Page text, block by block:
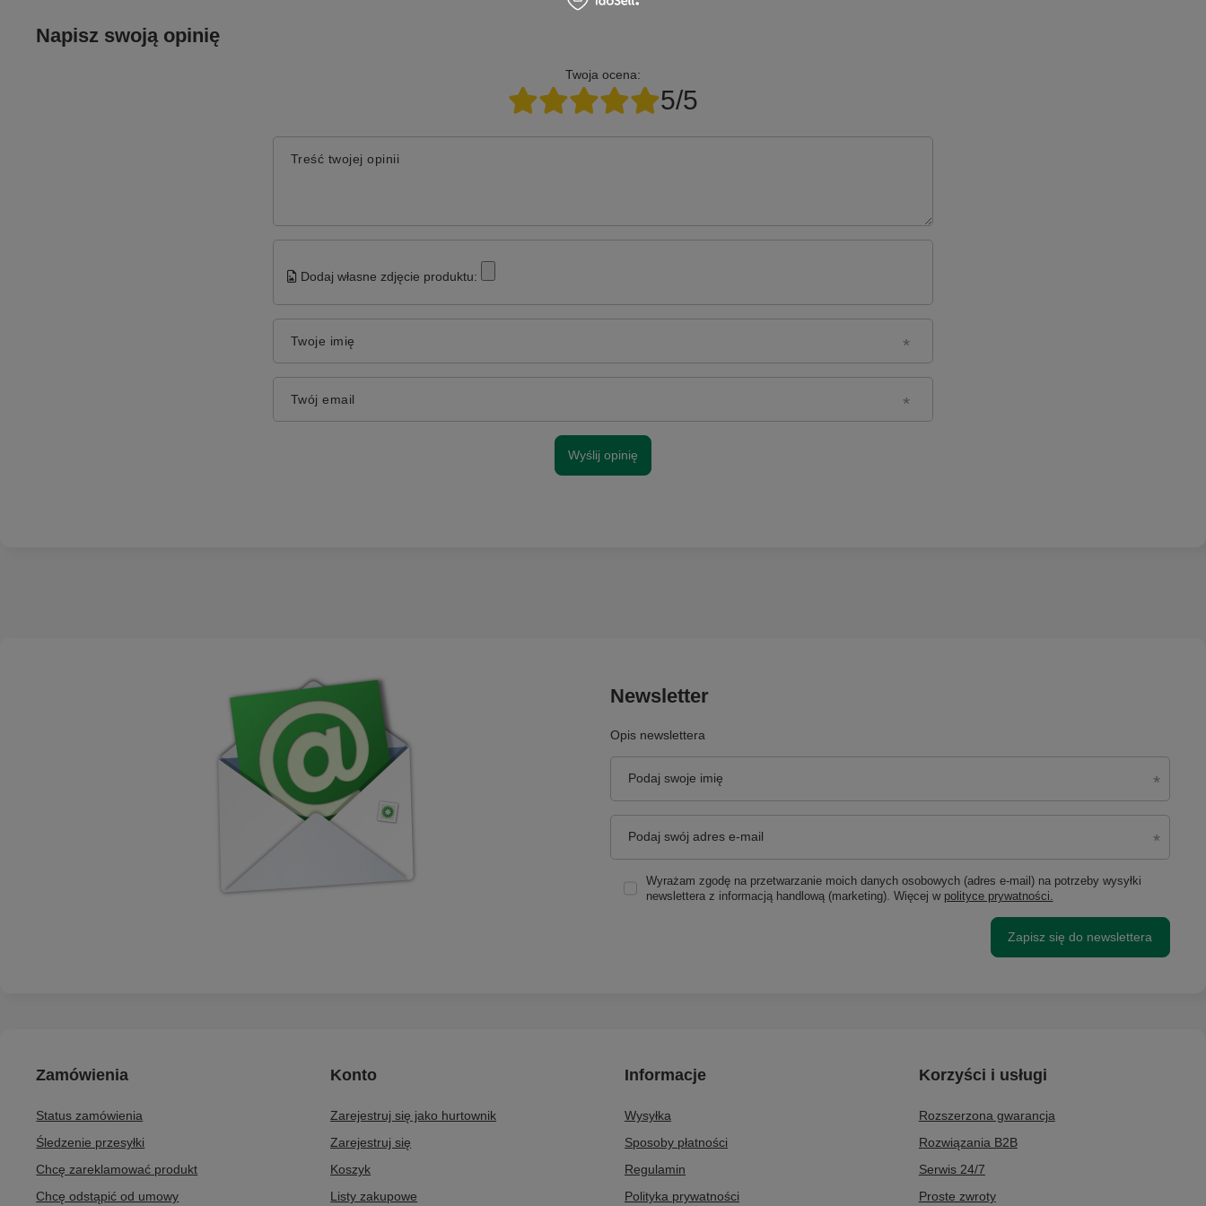
Napisz swoją opinię
Twoja ocena:
5/5
Treść twojej opinii
Dodaj własne zdjęcie produktu:
Twoje imię
Twój email
Wyślij opinię
Newsletter
Opis newslettera
Podaj swoje imię
Podaj swój adres e-mail
Wyrażam zgodę na przetwarzanie moich danych osobowych (adres e-mail) na potrzeby wysyłki
newslettera z informacją handlową (marketing). Więcej w polityce prywatności.
Zapisz się do newslettera
Zamówienia
Status zamówienia
Śledzenie przesyłki
Chcę zareklamować produkt
Chcę odstąpić od umowy
Konto
Zarejestruj się jako hurtownik
Zarejestruj się
Koszyk
Listy zakupowe
Informacje
Wysyłka
Sposoby płatności
Regulamin
Polityka prywatności
Korzyści i usługi
Rozszerzona gwarancja
Rozwiązania B2B
Serwis 24/7
Proste zwroty